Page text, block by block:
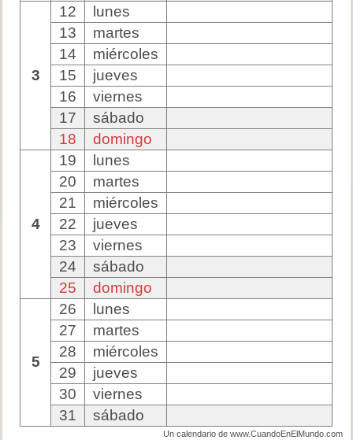
3
12
lunes
13
martes
14
miércoles
15
jueves
16
viernes
17
sábado
18
domingo
4
19
lunes
20
martes
21
miércoles
22
jueves
23
viernes
24
sábado
25
domingo
5
26
lunes
27
martes
28
miércoles
29
jueves
30
viernes
31
sábado
Un calendario de www.CuandoEnElMundo.com